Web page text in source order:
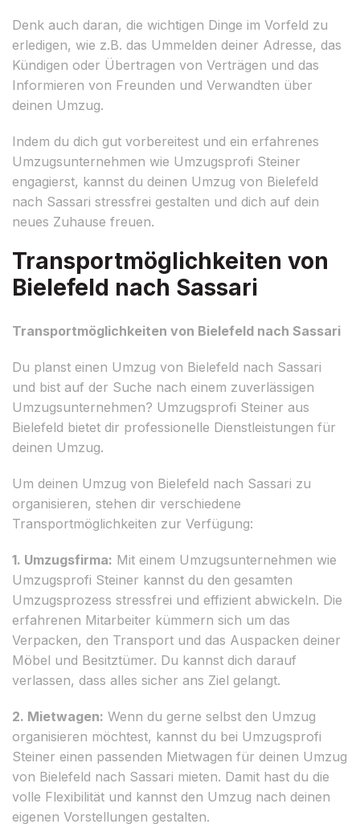
Denk auch daran, die wichtigen Dinge im Vorfeld zu
erledigen, wie z.B. das Ummelden deiner Adresse, das
Kündigen oder Übertragen von Verträgen und das
Informieren von Freunden und Verwandten über
deinen Umzug.
Indem du dich gut vorbereitest und ein erfahrenes
Umzugsunternehmen wie Umzugsprofi Steiner
engagierst, kannst du deinen Umzug von Bielefeld
nach Sassari stressfrei gestalten und dich auf dein
neues Zuhause freuen.
Transportmöglichkeiten von
Bielefeld nach Sassari
Transportmöglichkeiten von Bielefeld nach Sassari
Du planst einen Umzug von Bielefeld nach Sassari
und bist auf der Suche nach einem zuverlässigen
Umzugsunternehmen? Umzugsprofi Steiner aus
Bielefeld bietet dir professionelle Dienstleistungen für
deinen Umzug.
Um deinen Umzug von Bielefeld nach Sassari zu
organisieren, stehen dir verschiedene
Transportmöglichkeiten zur Verfügung:
1. Umzugsfirma: Mit einem Umzugsunternehmen wie
Umzugsprofi Steiner kannst du den gesamten
Umzugsprozess stressfrei und effizient abwickeln. Die
erfahrenen Mitarbeiter kümmern sich um das
Verpacken, den Transport und das Auspacken deiner
Möbel und Besitztümer. Du kannst dich darauf
verlassen, dass alles sicher ans Ziel gelangt.
2. Mietwagen: Wenn du gerne selbst den Umzug
organisieren möchtest, kannst du bei Umzugsprofi
Steiner einen passenden Mietwagen für deinen Umzug
von Bielefeld nach Sassari mieten. Damit hast du die
volle Flexibilität und kannst den Umzug nach deinen
eigenen Vorstellungen gestalten.